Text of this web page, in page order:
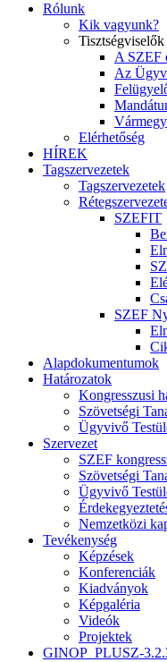
Rólunk
Kik vagyunk?
Tisztségviselők
A SZEF
Az
Elérhetőség
HÍREK
Tagszervezetek
Tagszervezetek
SZEFIT
SZEF
Alapdokumentumok
Határozatok
Kongresszusi
Szövetségi
Ügyvivő
Szervezet
SZEF
Szövetségi
Ügyvivő
Nemzetközi
Tevékenység
Képzések
Konferenciák
Kiadványok
Képgaléria
Videók
Projektek
GINOP_PLUSZ-